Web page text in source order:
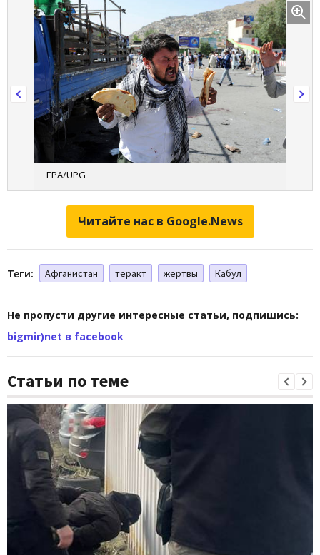
EPA/UPG
Читайте нас в Google.News
Теги: Афганистан теракт жертвы Кабул
Не пропусти другие интересные статьи, подпишись:
bigmir)net в facebook
Статьи по теме